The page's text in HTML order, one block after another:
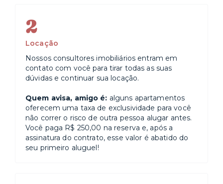
2
Locação
Nossos consultores imobiliários entram em
contato com você para tirar todas as suas
dúvidas e continuar sua locação.
Quem avisa, amigo é: alguns apartamentos
oferecem uma taxa de exclusividade para você
não correr o risco de outra pessoa alugar antes.
Você paga R$ 250,00 na reserva e, após a
assinatura do contrato, esse valor é abatido do
seu primeiro aluguel!